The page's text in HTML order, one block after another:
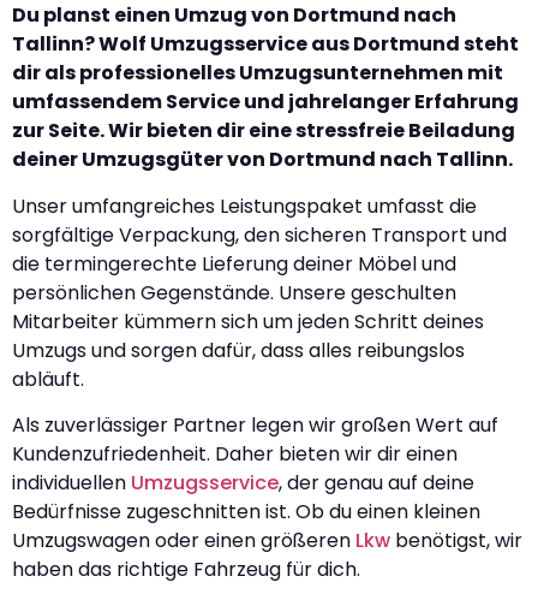
Du planst einen Umzug von Dortmund nach
Tallinn? Wolf Umzugsservice aus Dortmund steht
dir als professionelles Umzugsunternehmen mit
umfassendem Service und jahrelanger Erfahrung
zur Seite. Wir bieten dir eine stressfreie Beiladung
deiner Umzugsgüter von Dortmund nach Tallinn.
Unser umfangreiches Leistungspaket umfasst die
sorgfältige Verpackung, den sicheren Transport und
die termingerechte Lieferung deiner Möbel und
persönlichen Gegenstände. Unsere geschulten
Mitarbeiter kümmern sich um jeden Schritt deines
Umzugs und sorgen dafür, dass alles reibungslos
abläuft.
Als zuverlässiger Partner legen wir großen Wert auf
Kundenzufriedenheit. Daher bieten wir dir einen
individuellen Umzugsservice, der genau auf deine
Bedürfnisse zugeschnitten ist. Ob du einen kleinen
Umzugswagen oder einen größeren Lkw benötigst, wir
haben das richtige Fahrzeug für dich.